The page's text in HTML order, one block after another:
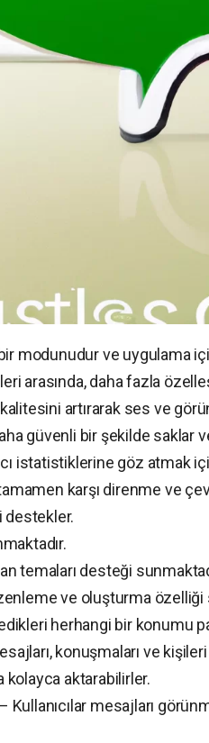
modunudur ve uygulama
arasında, daha fazla
artırarak ses ve
güvenli bir şekilde saklar
istatistiklerine göz atmak
karşı direnme ve
destekler.
temaları desteği
ve oluşturma özelliği
herhangi bir konumu
konuşmaları ve
aktarabilirler.
– Kullanıcılar mesajları